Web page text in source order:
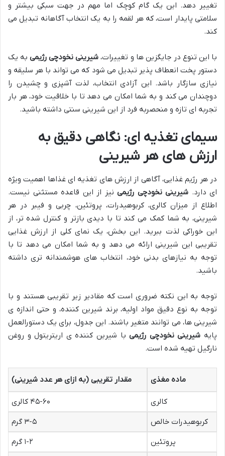
تغییر دهد. این یک گام کوچک اما مهم در جهت سبکی بیشتر و
سلامتی پایدار است، که هر لقمه را به یک انتخاب آگاهانه تبدیل می
کند.
با این تنوع در جایگزین ها و تغییرات، شیرینی نخودچی رژیمیبه یک
دستور پخت انعطاف پذیر تبدیل می شود که می تواند با هر سلیقه و
نیازی سازگار باشد. این آزادی انتخاب، لذت آشپزی و چشیدن را
دوچندان می کند و به شما امکان می دهد تا با خلاقیت خود، هر بار
تجربه ای تازه و منحصربه فرد از این شیرینی سنتی داشته باشید.
سیمای تغذیه ای: نگاهی دقیق به
ارزش های هر شیرینی
در هر رژیم غذایی، آگاهی از ارزش های تغذیه ای غذاها اهمیت ویژه
ای دارد. شیرینی نخودچی رژیمی نیز از این قاعده مستثنی نیست.
اطلاع از میزان کالری، کربوهیدرات، پروتئین، چربی و فیبر در هر
شیرینی، به شما کمک می کند تا با دیدی بازتر و کنترل شده تر، از
این خوراکی لذت ببرید. این بخش، یک نمای کلی از ارزش غذایی
تقریبی این شیرینی ارائه می دهد و به شما امکان می دهد تا با
توجه به نیازهای بدنی خود، انتخاب های هوشمندانه تری داشته
باشید.
توجه به این نکته ضروری است که مقادیر زیر تقریبی هستند و با
توجه به نوع دقیق مواد اولیه، برند شیرین کننده، و حتی اندازه ی
شیرینی ها، می توانند متغیر باشند. این جدول، برای یک دستورالعمل
پایه شیرینی نخودچی رژیمیبا شیرین کننده ی اریتریتول و روغن
نارگیل تهیه شده است.
ماده مغذی مقدار تقریبی (به ازای هر عدد شیرینی)
کالری
۴۵-۶۰ کالری
کربوهیدرات خالص
۳-۵ گرم
پروتئین
۱-۲ گرم